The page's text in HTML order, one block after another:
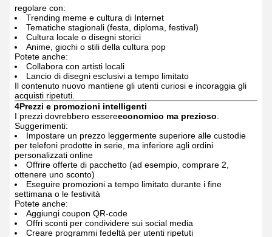
regolare con:
Trending meme e cultura di Internet
Tematiche stagionali (festa, diploma, festival)
Cultura locale o disegni storici
Anime, giochi o stili della cultura pop
Potete anche:
Collabora con artisti locali
Lancio di disegni esclusivi a tempo limitato
Il contenuto nuovo mantiene gli utenti curiosi e incoraggia gli
acquisti ripetuti.
4Prezzi e promozioni intelligenti
I prezzi dovrebbero essereeconomico ma prezioso
Suggerimenti:
Impostare un prezzo leggermente superiore alle custodie
per telefoni prodotte in serie, ma inferiore agli ordini
personalizzati online
Offrire offerte di pacchetto (ad esempio, comprare 2,
ottenere uno sconto)
Eseguire promozioni a tempo limitato durante i fine
settimana o le festività
Potete anche:
Aggiungi coupon QR-code
Offri sconti per condividere sui social media
Creare programmi fedeltà per utenti ripetuti